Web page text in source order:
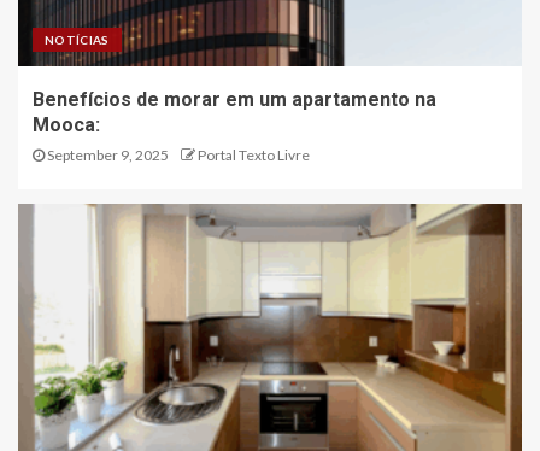
NOTÍCIAS
Benefícios de morar em um apartamento na
Mooca:
September 9, 2025 Portal Texto Livre